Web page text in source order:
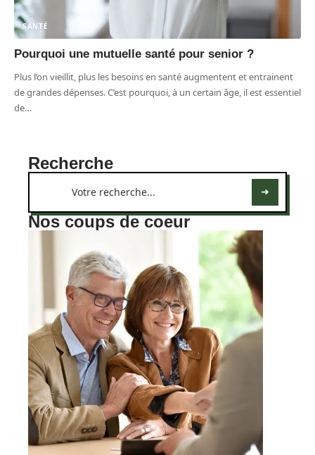
SANTÉ
Pourquoi une mutuelle santé pour senior ?
Plus l’on vieillit, plus les besoins en santé augmentent et entrainent
de grandes dépenses. C’est pourquoi, à un certain âge, il est essentiel
de…
Recherche
Nos coups de coeur